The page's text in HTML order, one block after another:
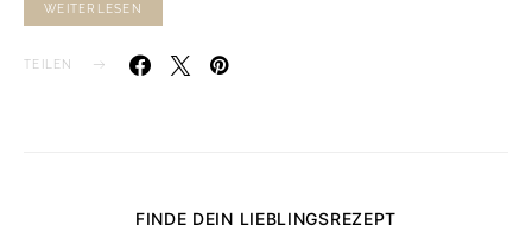
WEITERLESEN
TEILEN
FINDE DEIN LIEBLINGSREZEPT